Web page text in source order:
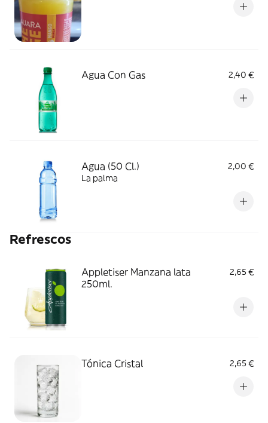
Agua Con Gas 2,40 €
Agua (50 Cl.)
2,00 €
La palma
Refrescos
Appletiser Manzana lata
250ml.
2,65 €
Tónica Cristal 2,65 €